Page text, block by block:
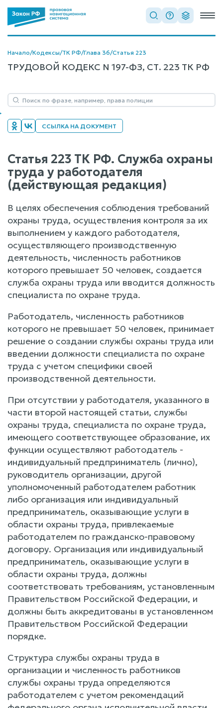
Начало/Кодексы/ТК РФ/Глава 36/Статья 223
ТРУДОВОЙ КОДЕКС N 197-ФЗ, СТ. 223 ТК РФ
ССЫЛКА НА ДОКУМЕНТ
Статья 223 ТК РФ. Служба охраны
труда у работодателя
(действующая редакция)
В целях обеспечения соблюдения требований
охраны труда, осуществления контроля за их
выполнением у каждого работодателя,
осуществляющего производственную
деятельность, численность работников
которого превышает 50 человек, создается
служба охраны труда или вводится должность
специалиста по охране труда.
Работодатель, численность работников
которого не превышает 50 человек, принимает
решение о создании службы охраны труда или
введении должности специалиста по охране
труда с учетом специфики своей
производственной деятельности.
При отсутствии у работодателя, указанного в
части второй настоящей статьи, службы
охраны труда, специалиста по охране труда,
имеющего соответствующее образование, их
функции осуществляют работодатель -
индивидуальный предприниматель (лично),
руководитель организации, другой
уполномоченный работодателем работник
либо организация или индивидуальный
предприниматель, оказывающие услуги в
области охраны труда, привлекаемые
работодателем по гражданско-правовому
договору. Организация или индивидуальный
предприниматель, оказывающие услуги в
области охраны труда, должны
соответствовать требованиям, установленным
Правительством Российской Федерации, и
должны быть аккредитованы в установленном
Правительством Российской Федерации
порядке.
Структура службы охраны труда в
организации и численность работников
службы охраны труда определяются
работодателем с учетом рекомендаций